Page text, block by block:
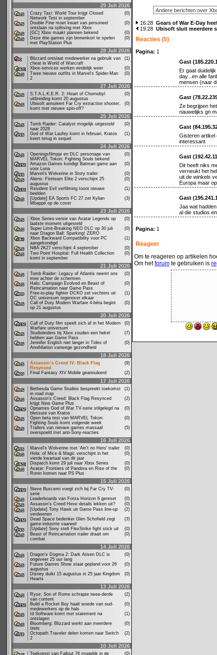
29 Juli 2026
Crazy Taxi: World Tour krijgt Closed
Network Test in september
(0)
Double Fine moet kwart van personeel
ontslaan na splitsing met Xbox
(0)
[GC] Xbox maakt plannen bekend
(0)
Deze drie games zijn binnenkort te spelen
met PlayStation Plus
(0)
28 Juli 2026
Blizzard ontslaat medewerker na gebruik van
cheat in World of Warcraft
(1)
Xbox-services werken eindelijk weer
(0)
Twee nieuwe outfits in Marvel's Spider-Man
2
(0)
27 Juli 2026
S.T.A.L.K.E.R. 2: Heart of Chornobyl
uitbreiding komt 20 augustus
(0)
Ubisoft annuleert Far Cry extraction shooter,
komt met nieuwe spin-off?
(0)
25 Juli 2026
Tomb Raider: Catalyst mogelijk uitgesteld
naar 2028
(0)
God of War Laufey komt in februari, Kratos
keert terug in sequel
(1)
24 Juli 2026
Openingsfilmpje en DLC personage van
MARVEL Tokon: Fighting Souls bekend
(0)
Amazon Games kondigt Batman game aan
voor Luna
(0)
Marvel's Wolverine in Story trailer
(0)
Aliens: Fireteam Elite 2 verschijnt 25
augustus
(0)
Resident Evil verfilming toont nieuwe
beelden
(1)
[Update] EA Sports FC 27 zet Kylian
Mbappé op de cover
(3)
23 Juli 2026
Xbox Series-versie van Avatar Legends op
laatste moment uitgesteld
(0)
Super Limit-Breaking NEO DLC op 30 juli
naar Dragon Ball: Sparking! ZERO
(0)
Xbox Backward Compatibility voor PC
aangekondigd
(1)
NBA 2K27 verschijnt 4 september
(0)
Two Point Hospital: Full Health Collection
komt in september
(0)
21 Juli 2026
Tomb Raider: Legacy of Atlantis neemt ons
mee achter de schermen
(0)
Halo: Campaign Evolved en Beast of
Reincarnation naar Game Pass
(0)
Free-to-play fighter DCKO zet vechters uit
DC universum tegenover elkaar
(1)
Call of Duty Modern Warfare 4-bèta begint
op 21 augustus
(0)
20 Juli 2026
Call of Duty film speelt zich af in het Modern
Warfare universum
(0)
Studioleiders bij Xbox zouden een hekel
hebben aan Game Pass
(7)
Jennifer English niet langer in Tides of
Annihilation vanwege gezondheid
(0)
18 Juli 2026
Assassin’s Creed IV: Black Flag
Resynced
(9)
Final Fantasy XIV Mobile geannuleerd
(2)
17 Juli 2026
Bethesda Game Studios bespreekt toekomst
in road map
(1)
Assassin's Creed: Black Flag Resynced
krijgt New Game Plus
(2)
Opnames God of War TV-serie stilgelegd na
blessure van Kratos
(0)
Open beta test van MARVEL Tokon:
Fighting Souls komt volgende week
(0)
Trailers van nieuwe games massaal
overspoeld met anti-Sony-reacties
(5)
16 Juli 2026
Marvel's Wolverine met 'Ain't no Hero' trailer
(0)
Hela: of Mice & Magic verschijnt in het
vierde kwartaal van dit jaar
(0)
Dispatch komt 29 juli naar Xbox Series
(0)
Avatar: Frontiers of Pandora en Rise of the
Ronin komen naar PS Plus
(0)
15 Juli 2026
Steve Buscemi voegt zich bij Far Cry TV-
serie
(0)
Leaderboards van Forza Horizon 6 gereset
(0)
Assassin's Creed Hexe details lekken uit?
(0)
[Update] Tony Hawk uit Game Pass line-up
verdwenen
(2)
Dead Space bedenker Glen Schofield zegt
game-industrie vaarwel
(3)
[Update] Sony stelt FlexStrike fight stick uit
(0)
Beast of Reincarnation trailer draait om
combat
(0)
14 Juli 2026
Dragon's Dogma 2: Dark Arisen DLC is
ongeveer 25 uur lang
(0)
Future Games Show staat gepland voor 26
augustus
(0)
Disney duikt 15 augustus in 25 jaar Kingdom
Hearts
(0)
13 Juli 2026
Ryse: Son of Rome schrapte twee-derde
van content
(2)
Build a Rocket Boy haalt woede van oud-
medewerkers op de hals
(0)
Id Software komt met statement na
ontslagen
(1)
Bloomberg: Blizzard werkt aan meerdere
titels
(0)
Octopath Traveler delen komen naar Switch
2
(2)
10 Juli 2026
Toekomst van Fallout 76 mogelijk in de (0)
16:28 Gears of War E-Day
19:28 Ubisoft sluit meerdere
Reacties (5)
Pagina: 1
Gast
Er gaat
day...en alle
mensen (naar
Gast
Ze begrijpen
nauwelijks gn
Gast
Gisteren artikel
interessant
Gast
Dit heeft niks
verneukt het
uit de winkels
Europa maar
Gast
Jaa wat
al die studios
Pagina: 1
Reageer
Om te reageren op artikelen
Om hetforum te gebruiken is